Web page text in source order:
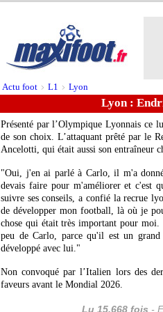
Actu foot > L1 > Lyon
Lyon :
Présenté par l’Olympique Lyonnais ce
de son choix. L’attaquant prêté par le
Ancelotti, qui était aussi son entraîneur
"Oui, j'en ai parlé à Carlo, il m'a
devais faire pour m'améliorer et c'est
suivre ses conseils, a confié la recrue
de développer mon football, là où je
chose qui était très important pour
peu de Carlo, parce qu'il est un
développé avec lui."
Non convoqué par l’Italien lors des
faveurs avant le Mondial 2026.
Lu 15.668 fois -